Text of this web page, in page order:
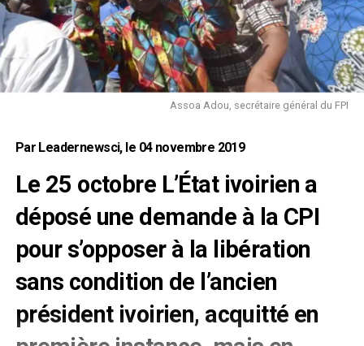
Assoa Adou, secrétaire général du FPI
Par Leadernewsci, le 04 novembre 2019
Le 25 octobre L’État ivoirien a
déposé une demande à la CPI
pour s’opposer à la libération
sans condition de l’ancien
président ivoirien, acquitté en